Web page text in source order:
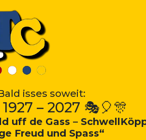
isses soweit:
– 2027 🎭🎈🎊
uff de Gass –
Freud und Spass“